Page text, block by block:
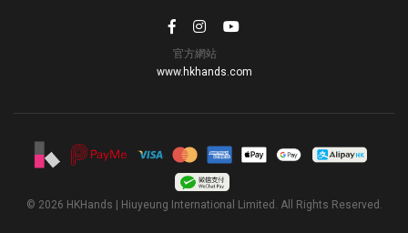
官方網站
www.hkhands.com
© 2026 HKHands | Hiuyeung International Limited. All Rights Reserved.